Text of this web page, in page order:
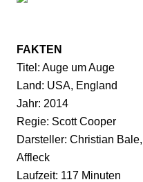
FAKTEN
Titel: Auge um Auge
Land: USA, England
Jahr: 2014
Regie: Scott Cooper
Darsteller: Christian
Affleck
Laufzeit: 117 Minuten